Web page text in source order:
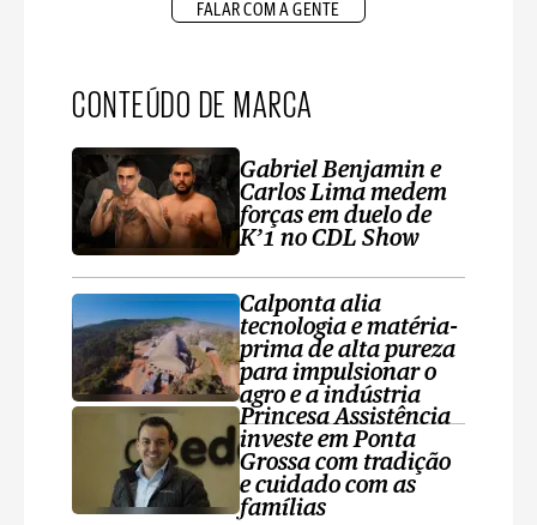
FALAR COM A GENTE
CONTEÚDO DE MARCA
Gabriel Benjamin e
Carlos Lima medem
forças em duelo de
K’1 no CDL Show
Calponta alia
tecnologia e matéria-
prima de alta pureza
para impulsionar o
agro e a indústria
Princesa Assistência
investe em Ponta
Grossa com tradição
e cuidado com as
famílias